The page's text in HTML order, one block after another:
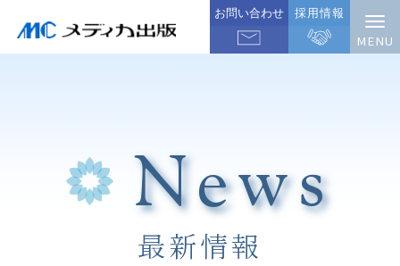
お問い合わせ 採用情報
News
最新情報